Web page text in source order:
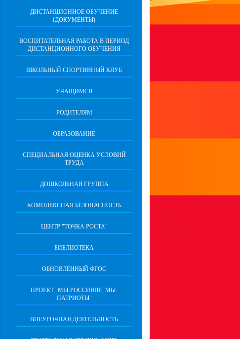
ДИСТАНЦИОННОЕ ОБУЧЕНИЕ
(ДОКУМЕНТЫ)
ВОСПИТАТЕЛЬНАЯ РАБОТА В ПЕРИОД
ДИСТАНЦИОННОГО ОБУЧЕНИЯ
ШКОЛЬНЫЙ СПОРТИВНЫЙ КЛУБ
УЧАЩИМСЯ
РОДИТЕЛЯМ
ОБРАЗОВАНИЕ
СПЕЦИАЛЬНАЯ ОЦЕНКА УСЛОВИЙ
ТРУДА
ДОШКОЛЬНАЯ ГРУППА
КОМПЛЕКСНАЯ БЕЗОПАСНОСТЬ
ЦЕНТР "ТОЧКА РОСТА"
БИБЛИОТЕКА
ОБНОВЛЁННЫЙ ФГОС
ПРОЕКТ "МЫ-РОССИЯНЕ, МЫ-
ПАТРИОТЫ"
ВНЕУРОЧНАЯ ДЕЯТЕЛЬНОСТЬ